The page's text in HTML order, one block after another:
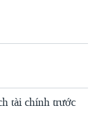
tài chính trước